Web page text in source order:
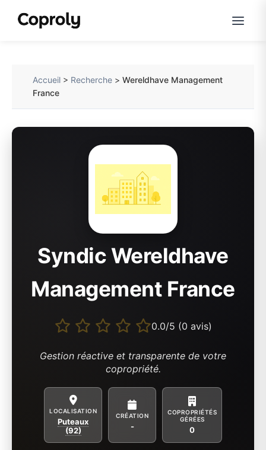
Accueil > Recherche >Wereldhave Management
France
Syndic Wereldhave
Management France
0.0/5 (0 avis)
Gestion réactive et transparente de votre
copropriété.
LOCALISATION
Puteaux
(92)
CRÉATION
-
COPROPRIÉTÉS
GÉRÉES
0